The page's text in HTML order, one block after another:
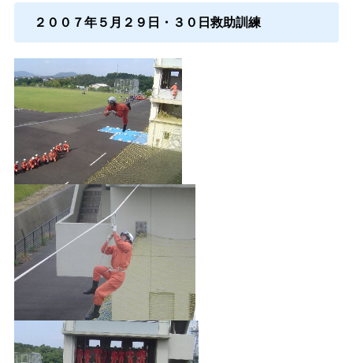
２００７年５月２９日・３０日救助訓練